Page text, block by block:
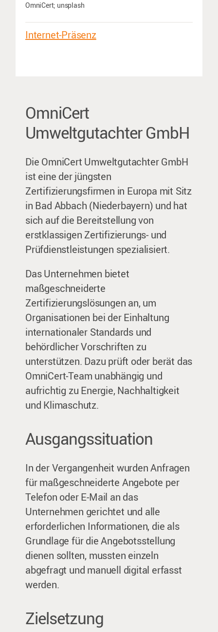
OmniCert; unsplash
Internet-Präsenz
OmniCert
Umweltgutachter GmbH
Die OmniCert Umweltgutachter GmbH
ist eine der jüngsten
Zertifizierungsfirmen in Europa mit Sitz
in Bad Abbach (Niederbayern) und hat
sich auf die Bereitstellung von
erstklassigen Zertifizierungs- und
Prüfdienstleistungen spezialisiert.
Das Unternehmen bietet
maßgeschneiderte
Zertifizierungslösungen an, um
Organisationen bei der Einhaltung
internationaler Standards und
behördlicher Vorschriften zu
unterstützen. Dazu prüft oder berät das
OmniCert-Team unabhängig und
aufrichtig zu Energie, Nachhaltigkeit
und Klimaschutz.
Ausgangssituation
In der Vergangenheit wurden Anfragen
für maßgeschneiderte Angebote per
Telefon oder E-Mail an das
Unternehmen gerichtet und alle
erforderlichen Informationen, die als
Grundlage für die Angebotsstellung
dienen sollten, mussten einzeln
abgefragt und manuell digital erfasst
werden.
Zielsetzung